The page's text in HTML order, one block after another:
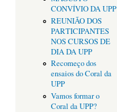
CONVÍVIO DA UPP
REUNIÃO DOS
PARTICIPANTES
NOS CURSOS DE
DIA DA UPP
Recomeço dos
ensaios do Coral da
UPP
Vamos formar o
Coral da UPP?